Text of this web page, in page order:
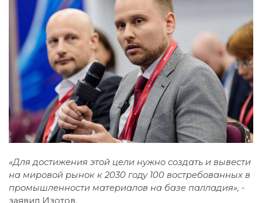
«Для достижения этой цели нужно создать и вывести
на мировой рынок к 2030 году 100 востребованных в
промышленности материалов на базе палладия», -
заявил Изотов.